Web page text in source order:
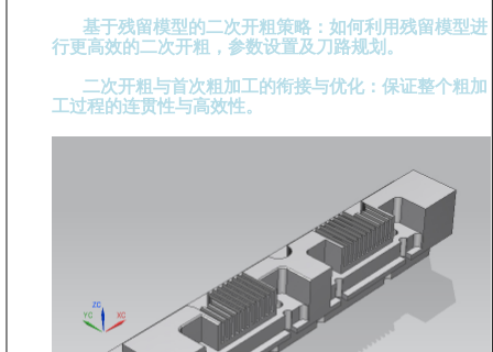
基于残留模型的二次开粗策略：如何利用残留模型进
行更高效的二次开粗，参数设置及刀路规划。
二次开粗与首次粗加工的衔接与优化：保证整个粗加
工过程的连贯性与高效性。